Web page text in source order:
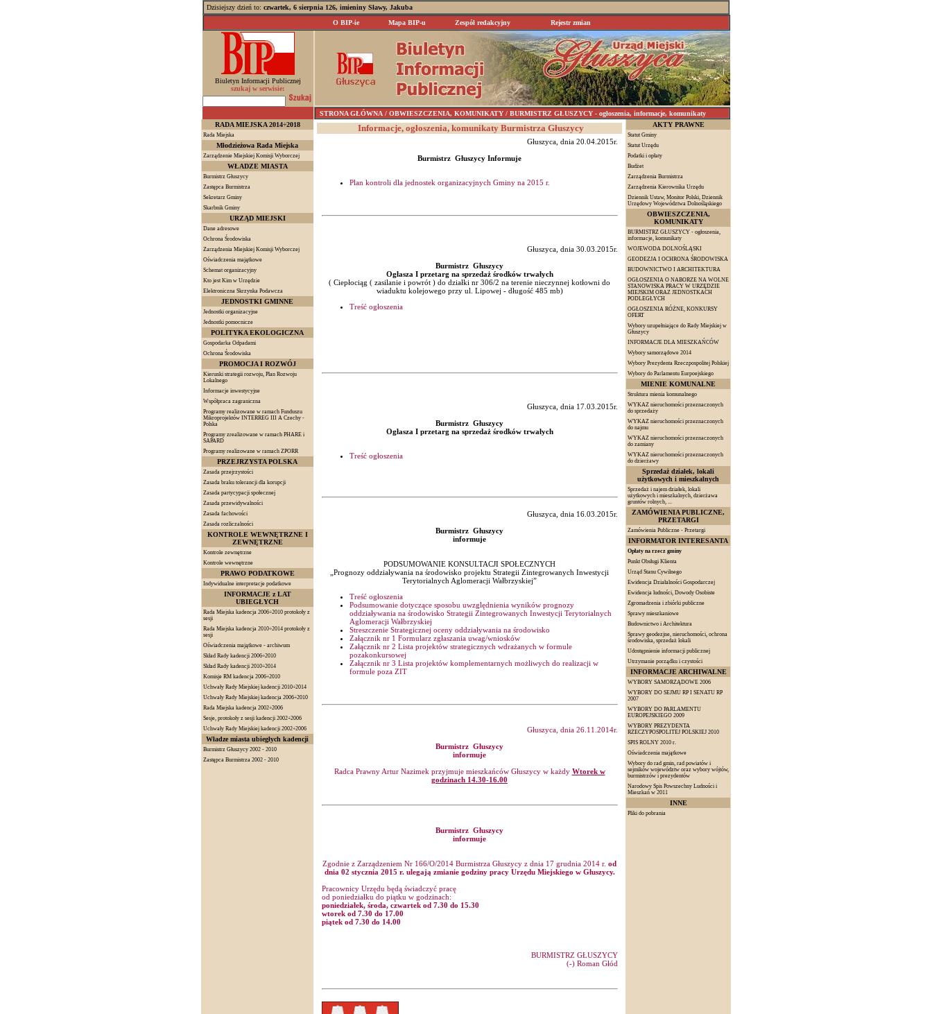
Dzisiejszy dzień to: czwartek, 6 sierpnia 126, imieniny Sławy, Jakuba
O BIP-ie
Mapa BIP-u Zespół redakcyjny Rejestr zmian
Biuletyn Informacji Publicznej
szukaj w serwisie:
STRONA GŁÓWNA / OBWIESZCZENIA, KOMUNIKATY / BURMISTRZ GŁUSZYCY - ogłoszenia, informacje, komunikaty
RADA MIEJSKA 2014÷2018
Rada Miejska
Młodzieżowa Rada Miejska
Zarządzenie Miejskiej Komisji Wyborczej
WŁADZE MIASTA
Burmistrz Głuszycy
Zastępca Burmistrza
Sekretarz Gminy
Skarbnik Gminy
URZĄD MIEJSKI
Dane adresowe
Ochrona Środowiska
Zarządzenia Miejskiej Komisji Wyborczej
Oświadczenia majątkowe
Schemat organizacyjny
Kto jest Kim w Urzędzie
Elektroniczna Skrzynka Podawcza
JEDNOSTKI GMINNE
Jednostki organizacyjne
Jednostki pomocnicze
POLITYKA EKOLOGICZNA
Gospodarka Odpadami
Ochrona Środowiska
PROMOCJA I ROZWÓJ
Kierunki strategii rozwoju, Plan Rozwoju
Lokalnego
Informacje inwestycyjne
Współpraca zagraniczna
Programy realizowane w ramach Funduszu
Mikroprojektów INTERREG III A Czechy -
Polska
Programy zrealizowane w ramach PHARE i
SAPARD
Programy realizowane w ramach ZPORR
PRZEJRZYSTA POLSKA
Zasada przejrzystości
Zasada braku tolerancji dla korupcji
Zasada partycypacji społecznej
Zasada przewidywalności
Zasada fachowości
Zasada rozliczalności
KONTROLE WEWNĘTRZNE I
ZEWNĘTRZNE
Kontrole zewnętrzne
Kontrole wewnętrzne
PRAWO PODATKOWE
Indywidualne interpretacje podatkowe
INFORMACJE z LAT
UBIEGŁYCH
Rada Miejska kadencja 2006÷2010 protokoły z
sesji
Rada Miejska kadencja 2010÷2014 protokoły z
sesji
Oświadczenia majątkowe - archiwum
Skład Rady kadencji 2006÷2010
Skład Rady kadencji 2010÷2014
Komisje RM kadencja 2006÷2010
Uchwały Rady Miejskiej kadencji 2010÷2014
Uchwały Rady Miejskiej kadencja 2006÷2010
Rada Miejska kadencja 2002÷2006
Sesje, protokoły z sesji kadencji 2002÷2006
Uchwały Rady Miejskiej kadencji 2002÷2006
Władze miasta ubiegłych kadencji
Burmistrz Głuszycy 2002 - 2010
Zastępca Burmistrza 2002 - 2010
Informacje, ogłoszenia, komunikaty Burmistrza Głuszycy
Głuszyca, dnia 20.04.2015r.
Burmistrz Głuszycy Informuje
Plan kontroli dla jednostek organizacyjnych Gminy na 2015 r.
Głuszyca, dnia 30.03.2015r.
Burmistrz Głuszycy
Ogłasza I przetarg na sprzedaż środków trwałych
( Ciepłociąg ( zasilanie i powrót ) do działki nr 306/2 na terenie nieczynnej kotłowni do
wiaduktu kolejowego przy ul. Lipowej - długość 485 mb)
Treść ogłoszenia
Głuszyca, dnia 17.03.2015r.
Burmistrz Głuszycy
Ogłasza I przetarg na sprzedaż środków trwałych
Treść ogłoszenia
Głuszyca, dnia 16.03.2015r.
Burmistrz Głuszycy
informuje
PODSUMOWANIE KONSULTACJI SPOŁECZNYCH
„Prognozy oddziaływania na środowisko projektu Strategii Zintegrowanych Inwestycji
Terytorialnych Aglomeracji Wałbrzyskiej”
Treść ogłoszenia
Podsumowanie dotyczące sposobu uwzględnienia wyników prognozy
oddziaływania na środowisko Strategii Zintegrowanych Inwestycji Terytorialnych
Aglomeracji Wałbrzyskiej
Streszczenie Strategicznej oceny oddziaływania na środowisko
Załącznik nr 1 Formularz zgłaszania uwag/wniosków
Załącznik nr 2 Lista projektów strategicznych wdrażanych w formule
pozakonkursowej
Załącznik nr 3 Lista projektów komplementarnych możliwych do realizacji w
formule poza ZIT
Głuszyca, dnia 26.11.2014r.
Burmistrz Głuszycy
informuje
Radca Prawny Artur Nazimek przyjmuje mieszkańców Głuszycy w każdy Wtorek w
godzinach 14.30-16.00
Burmistrz Głuszycy
informuje
Zgodnie z Zarządzeniem Nr 166/O/2014 Burmistrza Głuszycy z dnia 17 grudnia 2014 r. od
dnia 02 stycznia 2015 r. ulegają zmianie godziny pracy Urzędu Miejskiego w Głuszycy.
Pracownicy Urzędu będą świadczyć pracę
od poniedziałku do piątku w godzinach:
poniedziałek, środa, czwartek od 7.30 do 15.30
wtorek od 7.30 do 17.00
piątek od 7.30 do 14.00
BURMISTRZ GŁUSZYCY
(-) Roman Głód
AKTY PRAWNE
Statut Gminy
Statut Urzędu
Podatki i opłaty
Budżet
Zarządzenia Burmistrza
Zarządzenia Kierownika Urzędu
Dziennik Ustaw, Monitor Polski, Dziennik
Urzędowy Województwa Dolnośląskiego
OBWIESZCZENIA,
KOMUNIKATY
BURMISTRZ GŁUSZYCY - ogłoszenia,
informacje, komunikaty
WOJEWODA DOLNOŚLĄSKI
GEODEZJA I OCHRONA ŚRODOWISKA
BUDOWNICTWO I ARCHITEKTURA
OGŁOSZENIA O NABORZE NA WOLNE
STANOWISKA PRACY W URZĘDZIE
MIEJSKIM ORAZ JEDNOSTKACH
PODLEGŁYCH
OGŁOSZENIA RÓŻNE, KONKURSY
OFERT
Wybory uzupełniające do Rady Miejskiej w
Głuszycy
INFORMACJE DLA MIESZKAŃCÓW
Wybory samorządowe 2014
Wybory Prezydenta Rzeczpospolitej Polskiej
Wybory do Parlamentu Eurpoejskiego
MIENIE KOMUNALNE
Struktura mienia komunalnego
WYKAZ nieruchomości przeznaczonych
do sprzedaży
WYKAZ nieruchomości przeznaczonych
do najmu
WYKAZ nieruchomości przeznaczonych
do zamiany
WYKAZ nieruchomości przeznaczonych
do dzierżawy
Sprzedaż działek, lokali
użytkowych i mieszkalnych
Sprzedaż i najem działek, lokali
użytkowych i mieszkalnych, dzierżawa
gruntów rolnych, ...
ZAMÓWIENIA PUBLICZNE,
PRZETARGI
Zamówienia Publiczne - Przetargi
INFORMATOR INTERESANTA
Opłaty na rzecz gminy
Punkt Obsługi Klienta
Urząd Stanu Cywilnego
Ewidencja Działalności Gospodarczej
Ewidencja ludności, Dowody Osobiste
Zgromadzenia i zbiórki publiczne
Sprawy mieszkaniowe
Budownictwo i Architektura
Sprawy geodezjne, nieruchomości, ochrona
środowiska, sprzedaż lokali
Udostępnienie informacji publicznej
Utrzymanie porządku i czystości
INFORMACJE ARCHIWALNE
WYBORY SAMORZĄDOWE 2006
WYBORY DO SEJMU RP I SENATU RP
2007
WYBORY DO PARLAMENTU
EUROPEJSKIEGO 2009
WYBORY PREZYDENTA
RZECZYPOSPOLITEJ POLSKIEJ 2010
SPIS ROLNY 2010 r.
Oświadczenia majątkowe
Wybory do rad gmin, rad powiatów i
sejmików województw oraz wybory wójtów,
burmistrzów i prezydentów
Narodowy Spis Powszechny Ludności i
Mieszkań w 2011
INNE
Pliki do pobrania